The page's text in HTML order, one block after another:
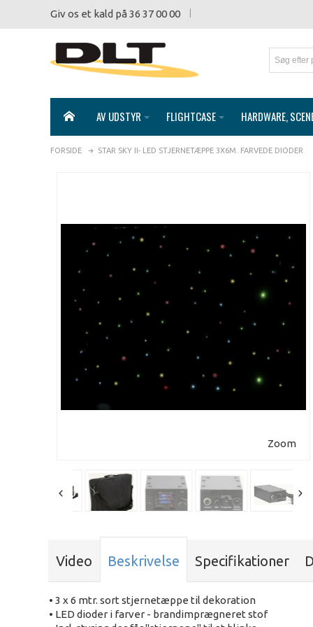
Giv os et kald på 36 37 00 00
AV UDSTYR FLIGHTCASE HARDWARE,
FORSIDE STAR SKY II- LED STJERNETÆPPE 3X6M. FARVEDE DIODER
Zoom
Video Beskrivelse Specifikationer
• 3 x 6 mtr. sort stjernetæppe til dekoration
• LED dioder i farver - brandimprægneret stof